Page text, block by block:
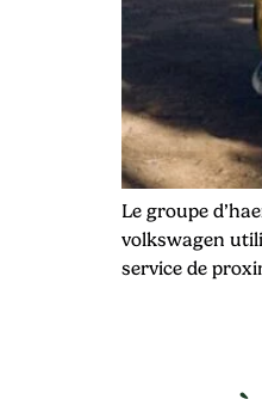
Le groupe
volkswagen
service de